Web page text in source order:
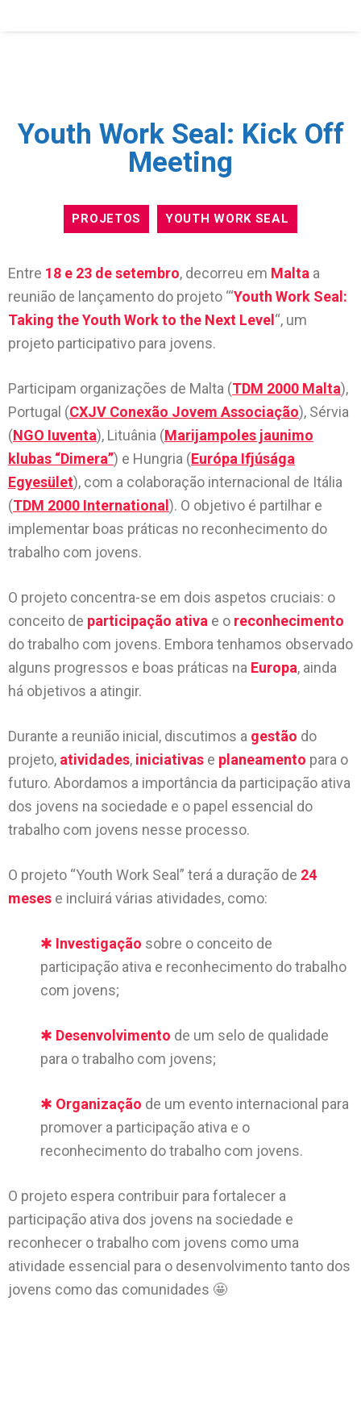
Youth Work Seal: Kick Off
Meeting
PROJETOS YOUTH WORK SEAL
Entre 18 e 23 de setembro, decorreu em Malta a
reunião de lançamento do projeto ‘“Youth Work Seal:
Taking the Youth Work to the Next Level “, um
projeto participativo para jovens.
Participam organizações de Malta (TDM 2000 Malta),
Portugal (CXJV Conexão Jovem Associação), Sérvia
(NGO Iuventa), Lituânia (Marijampoles jaunimo
klubas “Dimera”) e Hungria (Európa Ifjúsága
Egyesület), com a colaboração internacional de Itália
(TDM 2000 International ). O objetivo é partilhar e
implementar boas práticas no reconhecimento do
trabalho com jovens.
O projeto concentra-se em dois aspetos cruciais: o
conceito de participação ativa e o reconhecimento
do trabalho com jovens. Embora tenhamos observado
alguns progressos e boas práticas na Europa, ainda
há objetivos a atingir.
Durante a reunião inicial, discutimos a gestão do
projeto, atividades, iniciativas e planeamento para o
futuro. Abordamos a importância da participação ativa
dos jovens na sociedade e o papel essencial do
trabalho com jovens nesse processo.
O projeto “Youth Work Seal” terá a duração de 24
meses e incluirá várias atividades, como:
✱ Investigação sobre o conceito de
participação ativa e reconhecimento do trabalho
com jovens;
✱ Desenvolvimento de um selo de qualidade
para o trabalho com jovens;
✱ Organização de um evento internacional para
promover a participação ativa e o
reconhecimento do trabalho com jovens.
O projeto espera contribuir para fortalecer a
participação ativa dos jovens na sociedade e
reconhecer o trabalho com jovens como uma
atividade essencial para o desenvolvimento tanto dos
jovens como das comunidades 🤩